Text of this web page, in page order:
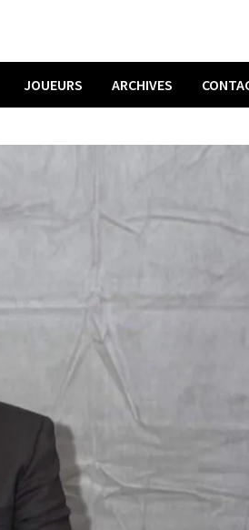
JOUEURS ARCHIVES